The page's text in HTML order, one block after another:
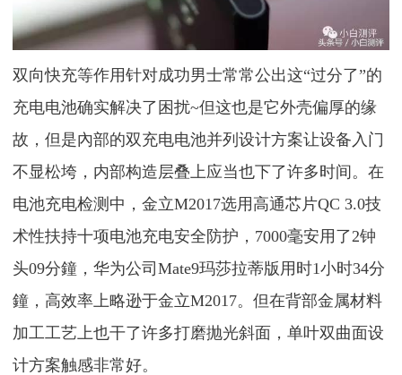
双向快充等作用针对成功男士常常公出这“过分了”的
充电电池确实解决了困扰~但这也是它外壳偏厚的缘
故，但是內部的双充电电池并列设计方案让设备入门
不显松垮，内部构造层叠上应当也下了许多时间。在
电池充电检测中，金立M2017选用高通芯片QC 3.0技
术性扶持十项电池充电安全防护，7000毫安用了2钟
头09分鐘，华为公司Mate9玛莎拉蒂版用时1小时34分
鐘，高效率上略逊于金立M2017。但在背部金属材料
加工工艺上也干了许多打磨抛光斜面，单叶双曲面设
计方案触感非常好。